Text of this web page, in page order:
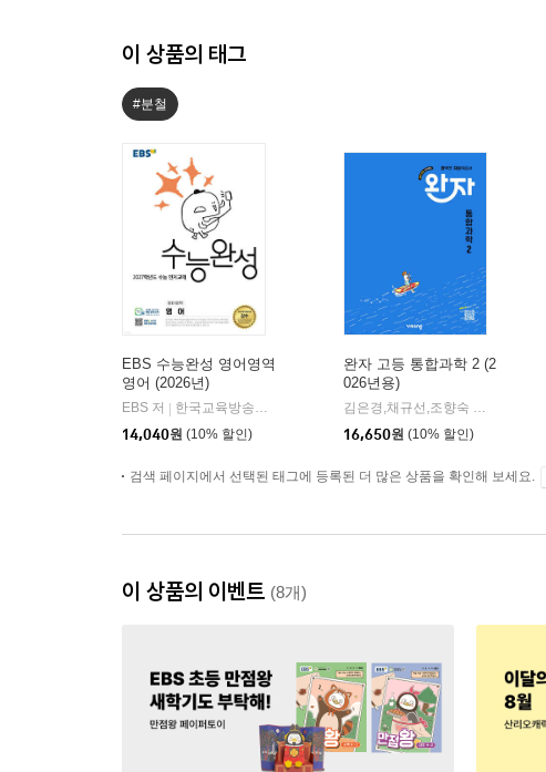
이 상품의 태그
#분철
EBS 수능완성 영어영역
영어 (2026년)
EBS 저
한국교육방송공사
14,040원 (10% 할인)
완자 고등 통합과학 2 (2
026년용)
김은경,채규선,조향숙 등저
16,650원 (10% 할인)
검색 페이지에서 선택된 태그에 등록된 더 많은 상품을 확인해 보세요.
이 상품의 이벤트 (8개)